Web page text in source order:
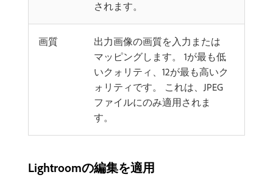
されます。
画質
出力画像の画質を入力または
マッピングします。 1が最も低
いクォリティ、12が最も高いク
ォリティです。 これは、JPEG
ファイルにのみ適用されま
す。
Lightroomの編集を適用